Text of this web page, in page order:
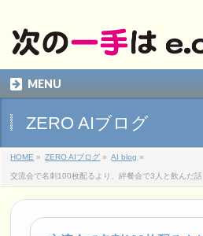
MENU
ZERO AIブログ
HOME » ZERO AIブログ » AI blog »
交流会で名刺100枚配るより、絆餐会で3人と飲んだ話